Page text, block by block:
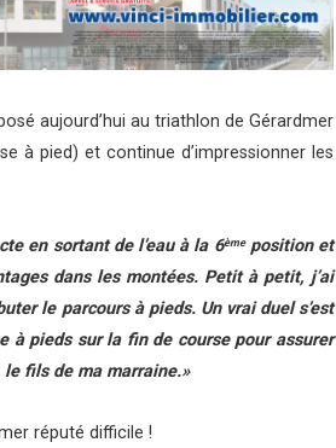
aujourd’hui au triathlon de Gérardmer
à pied) et continue d’impressionner les
en sortant de l’eau à la 6èmeposition et
dans les montées. Petit à petit, j’ai
le parcours à pieds. Un vrai duel s’est
à pieds sur la fin de course pour assurer
le fils de ma marraine.»
réputé difficile !